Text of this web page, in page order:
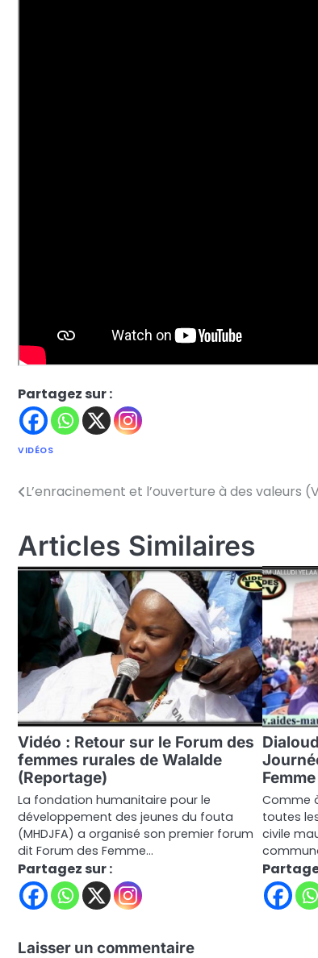
Partagez sur :
VIDÉOS
Navigation
l’article
L’enracinement et l’ouverture à des valeurs
Articles Similaires
Vidéo : Retour sur le Forum des
femmes rurales de Walalde
(Reportage)
La fondation humanitaire pour le
développement des jeunes du fouta
(MHDJFA) a organisé son premier forum
dit Forum des Femme…
Partagez sur :
Femme
Comme
toutes
civile
Laisser un commentaire